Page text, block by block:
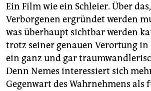
Ein Film wie ein Schleier. Über
Verborgenen ergründet werden
was überhaupt sichtbar werden
trotz seiner genauen Verortung in
ein ganz und gar
Denn Nemes interessiert sich
Gegenwart des Wahrnehmens als